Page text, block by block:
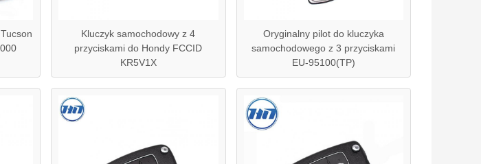
Kluczyk samochodowy z 4
przyciskami do Hondy FCCID
KR5V1X
Oryginalny pilot do kluczyka
samochodowego z 3 przyciskami
EU-95100(TP)